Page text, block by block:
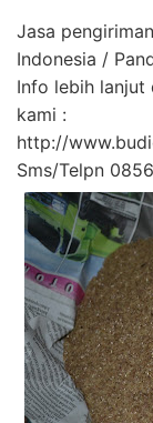
Jasa
Indonesia /
Info lebih lanjut
kami :
http://
Sms/Telpn